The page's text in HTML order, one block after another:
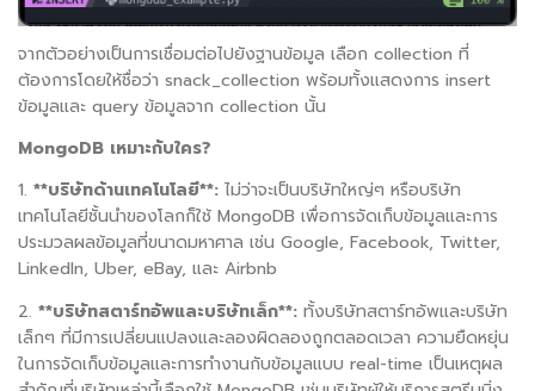
จากตัวอย่างเป็นการเชื่อมต่อไปยังฐานข้อมูล เลือก collection ที่
ต้องการโดยให้ชื่อว่า snack_collection พร้อมทั้งแสดงการ insert
ข้อมูลและ query ข้อมูลจาก collection นั้น
MongoDB เหมาะกับใคร?
1. **บริษัทด้านเทคโนโลยี**: ไม่ว่าจะเป็นบริษัทใหญ่ๆ หรือบริษัท
เทคโนโลยีชั้นนำของโลกก็ใช้ MongoDB เพื่อการจัดเก็บข้อมูลและการ
ประมวลผลข้อมูลที่ขนาดมหาศาล เช่น Google, Facebook, Twitter,
LinkedIn, Uber, eBay, และ Airbnb
2. **บริษัทสตาร์ทอัพและบริษัทเล็ก**: ทั้งบริษัทสตาร์ทอัพและบริษัท
เล็กๆ ที่มีการเปลี่ยนแปลงและลองผิดลองถูกตลอดเวลา ความยืดหยุ่น
ในการจัดเก็บข้อมูลและการทำงานกับข้อมูลแบบ real-time เป็นเหตุผล